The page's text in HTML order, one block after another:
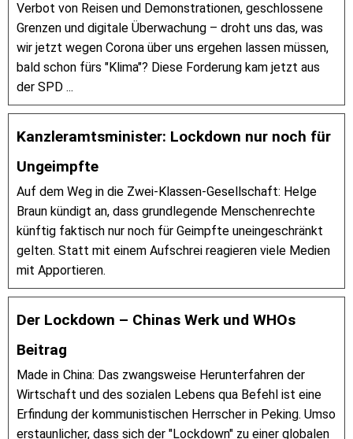
Verbot von Reisen und Demonstrationen, geschlossene
Grenzen und digitale Überwachung – droht uns das, was
wir jetzt wegen Corona über uns ergehen lassen müssen,
bald schon fürs "Klima"? Diese Forderung kam jetzt aus
der SPD ...
Kanzleramtsminister: Lockdown nur noch für
Ungeimpfte
Auf dem Weg in die Zwei-Klassen-Gesellschaft: Helge
Braun kündigt an, dass grundlegende Menschenrechte
künftig faktisch nur noch für Geimpfte uneingeschränkt
gelten. Statt mit einem Aufschrei reagieren viele Medien
mit Apportieren.
Der Lockdown – Chinas Werk und WHOs
Beitrag
Made in China: Das zwangsweise Herunterfahren der
Wirtschaft und des sozialen Lebens qua Befehl ist eine
Erfindung der kommunistischen Herrscher in Peking. Umso
erstaunlicher, dass sich der "Lockdown" zu einer globalen